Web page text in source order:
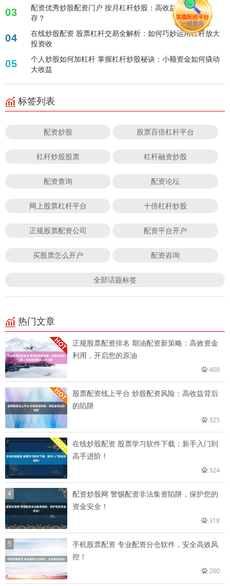
03
配资优秀炒股配资门户 按月杠杆炒股：高收益与高风险并
存？
04
在线炒股配资 股票杠杆交易全解析：如何巧妙运用杠杆放大
投资收
05
个人炒股如何加杠杆 掌握杠杆炒股秘诀：小额资金如何撬动
大收益
标签列表
配资炒股 股票百倍杠杆平台
杠杆炒股股票 杠杆融资炒股
配资查询 配资论坛
网上股票杠杆平台 十倍杠杆炒股
正规股票配资公司 配资平台开户
买股票怎么开户 配资咨询
全部话题标签
热门文章
正规股票配资排名 期油配资新策略：高效资金
利用，开启您的原油
408
股票配资线上平台 炒股配资风险：高收益背后
的陷阱
325
在线炒股配资 股票学习软件下载：新手入门到
高手进阶！
324
4
配资炒股网 警惕配资非法集资陷阱，保护您的
资金安全！
318
5
手机股票配资 专业配资分仓软件，安全高效风
控！
280